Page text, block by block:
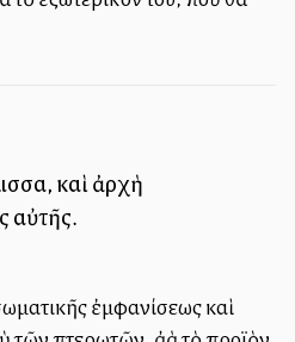
καὶ ἀρχὴ
αὐτῆς.
ἐμφανίσεως καὶ